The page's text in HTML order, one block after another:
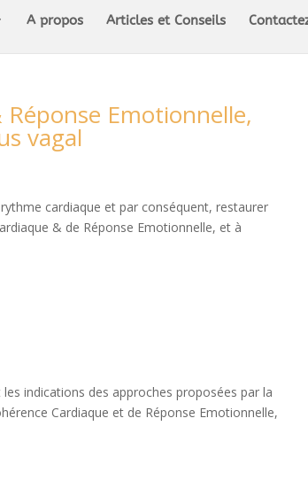
A propos Articles et Conseils
Emotionnelle,
vagal
cardiaque et par conséquent, restaurer
& de Réponse Emotionnelle, et à
indications des approches proposées par la
Cardiaque et de Réponse Emotionnelle,